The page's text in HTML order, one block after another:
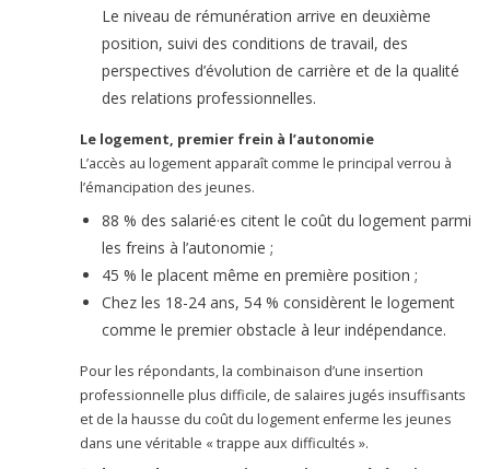
Le niveau de rémunération arrive en deuxième
position, suivi des conditions de travail, des
perspectives d’évolution de carrière et de la qualité
des relations professionnelles.
Le logement, premier frein à l’autonomie
L’accès au logement apparaît comme le principal verrou à
l’émancipation des jeunes.
88 % des salarié·es citent le coût du logement parmi
les freins à l’autonomie ;
45 % le placent même en première position ;
Chez les 18-24 ans, 54 % considèrent le logement
comme le premier obstacle à leur indépendance.
Pour les répondants, la combinaison d’une insertion
professionnelle plus difficile, de salaires jugés insuffisants
et de la hausse du coût du logement enferme les jeunes
dans une véritable « trappe aux difficultés ».